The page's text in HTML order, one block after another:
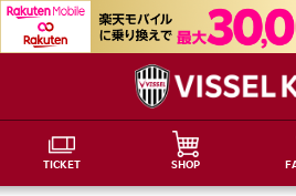
TICKET SHOP